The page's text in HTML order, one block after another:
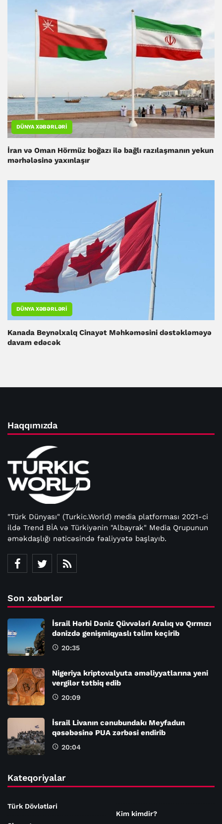
DÜNYA XƏBƏRLƏRI
İran və Oman Hörmüz boğazı ilə bağlı razılaşmanın yekun
mərhələsinə yaxınlaşır
DÜNYA XƏBƏRLƏRI
Kanada Beynəlxalq Cinayət Məhkəməsini dəstəkləməyə
davam edəcək
Haqqımızda
"Türk Dünyası" (Turkic.World) media platforması 2021-ci
ildə Trend BİA və Türkiyənin "Albayrak" Media Qrupunun
əməkdaşlığı nəticəsində fəaliyyətə başlayıb.
Son xəbərlər
İsrail Hərbi Dəniz Qüvvələri Aralıq və Qırmızı
dənizdə genişmiqyaslı təlim keçirib
20:35
Nigeriya kriptovalyuta əməliyyatlarına yeni
vergilər tətbiq edib
20:09
İsrail Livanın cənubundakı Meyfadun
qəsəbəsinə PUA zərbəsi endirib
20:04
Kateqoriyalar
Türk Dövlətləri
Kim kimdir?